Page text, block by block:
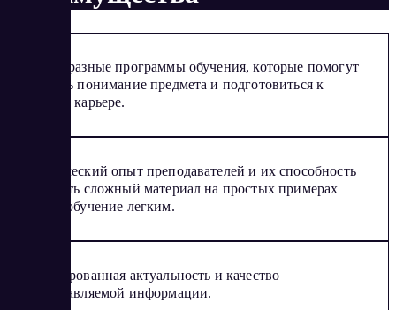
Разнообразные программы обучения, которые помогут
углубить понимание предмета и подготовиться к
будущей карьере.
Практический опыт преподавателей и их способность
объяснять сложный материал на простых примерах
делают обучение легким.
Гарантированная актуальность и качество
предоставляемой информации.